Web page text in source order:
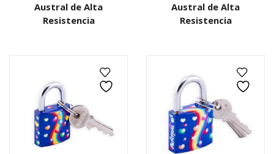
Austral de Alta
Resistencia
Austral de Alta
Resistencia